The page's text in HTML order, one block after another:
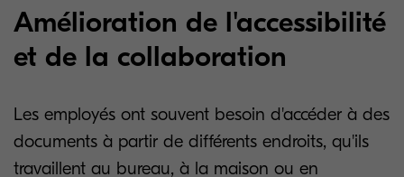
Amélioration de l'accessibilité
et de la collaboration
Les employés ont souvent besoin d'accéder à des
documents à partir de différents endroits, qu'ils
travaillent au bureau, à la maison ou en